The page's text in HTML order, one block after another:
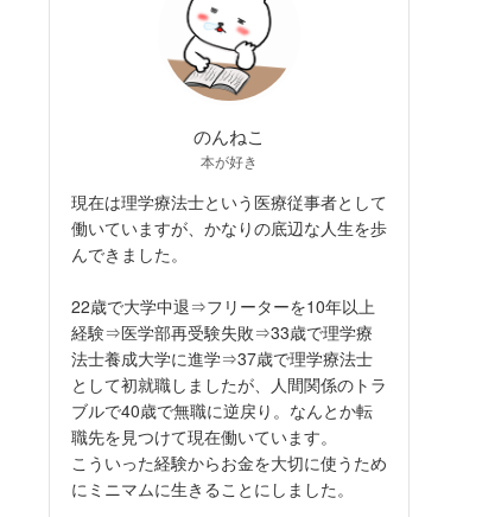
のんねこ
本が好き
現在は理学療法士という医療従事者として
働いていますが、かなりの底辺な人生を歩
んできました。
22歳で大学中退⇒フリーターを10年以上
経験⇒医学部再受験失敗⇒33歳で理学療
法士養成大学に進学⇒37歳で理学療法士
として初就職しましたが、人間関係のトラ
ブルで40歳で無職に逆戻り。なんとか転
職先を見つけて現在働いています。
こういった経験からお金を大切に使うため
にミニマムに生きることにしました。